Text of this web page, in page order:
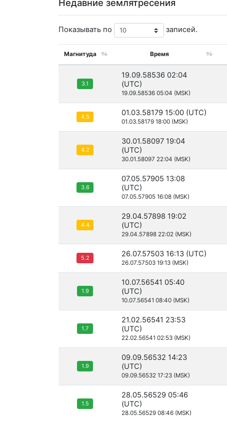
Недавние землятресения
Показывать по записей.
Магнитуда Время
3.1
19.09.58536 02:04
(UTC)
19.09.58536 05:04 (MSK)
4.5 01.03.58179 15:00 (UTC)
01.03.58179 18:00 (MSK)
4.2
30.01.58097 19:04
(UTC)
30.01.58097 22:04 (MSK)
3.6
07.05.57905 13:08
(UTC)
07.05.57905 16:08 (MSK)
4.4
29.04.57898 19:02
(UTC)
29.04.57898 22:02 (MSK)
5.2 26.07.57503 16:13 (UTC)
26.07.57503 19:13 (MSK)
1.9
10.07.56541 05:40
(UTC)
10.07.56541 08:40 (MSK)
1.7
21.02.56541 23:53
(UTC)
22.02.56541 02:53 (MSK)
1.9
09.09.56532 14:23
(UTC)
09.09.56532 17:23 (MSK)
1.5
28.05.56529 05:46
(UTC)
28.05.56529 08:46 (MSK)